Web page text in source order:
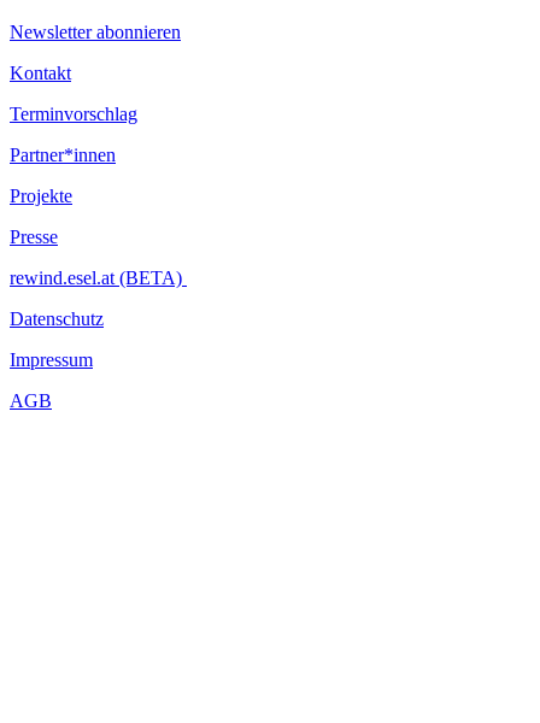
Newsletter abonnieren
Kontakt
Terminvorschlag
Partner*innen
Projekte
Presse
rewind.esel.at (BETA)
Datenschutz
Impressum
AGB